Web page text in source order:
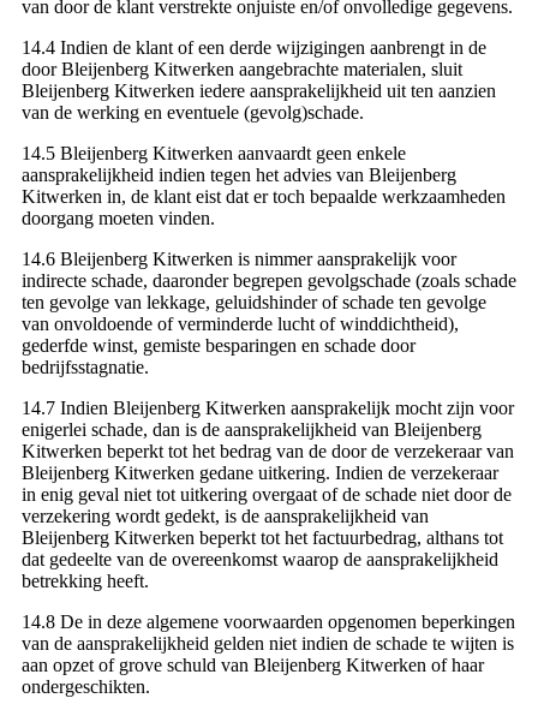
van door de klant verstrekte onjuiste en/of onvolledige gegevens.
14.4 Indien de klant of een derde wijzigingen aanbrengt in de
door Bleijenberg Kitwerken aangebrachte materialen, sluit
Bleijenberg Kitwerken iedere aansprakelijkheid uit ten aanzien
van de werking en eventuele (gevolg)schade.
14.5 Bleijenberg Kitwerken aanvaardt geen enkele
aansprakelijkheid indien tegen het advies van Bleijenberg
Kitwerken in, de klant eist dat er toch bepaalde werkzaamheden
doorgang moeten vinden.
14.6 Bleijenberg Kitwerken is nimmer aansprakelijk voor
indirecte schade, daaronder begrepen gevolgschade (zoals schade
ten gevolge van lekkage, geluidshinder of schade ten gevolge
van onvoldoende of verminderde lucht of winddichtheid),
gederfde winst, gemiste besparingen en schade door
bedrijfsstagnatie.
14.7 Indien Bleijenberg Kitwerken aansprakelijk mocht zijn voor
enigerlei schade, dan is de aansprakelijkheid van Bleijenberg
Kitwerken beperkt tot het bedrag van de door de verzekeraar van
Bleijenberg Kitwerken gedane uitkering. Indien de verzekeraar
in enig geval niet tot uitkering overgaat of de schade niet door de
verzekering wordt gedekt, is de aansprakelijkheid van
Bleijenberg Kitwerken beperkt tot het factuurbedrag, althans tot
dat gedeelte van de overeenkomst waarop de aansprakelijkheid
betrekking heeft.
14.8 De in deze algemene voorwaarden opgenomen beperkingen
van de aansprakelijkheid gelden niet indien de schade te wijten is
aan opzet of grove schuld van Bleijenberg Kitwerken of haar
ondergeschikten.